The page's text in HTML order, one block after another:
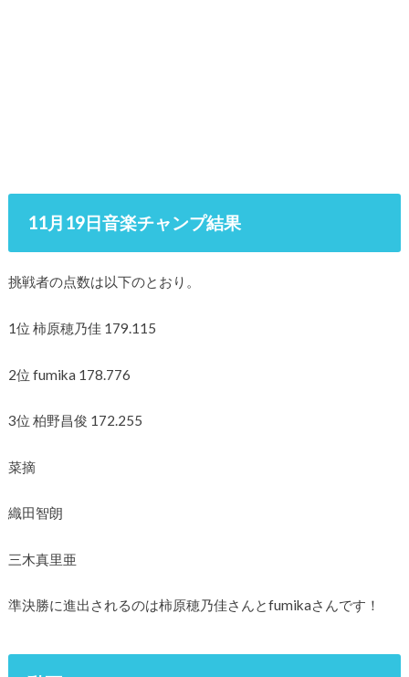
11月19日音楽チャンプ結果
挑戦者の点数は以下のとおり。
1位 柿原穂乃佳 179.115
2位 fumika 178.776
3位 柏野昌俊 172.255
菜摘
織田智朗
三木真里亜
準決勝に進出されるのは柿原穂乃佳さんとfumikaさんです！